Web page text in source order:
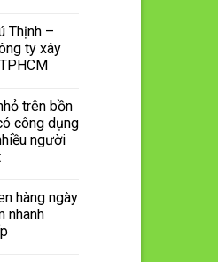
Thịnh –
ty xây
trên bồn
công dụng
người
hàng ngày
nhanh